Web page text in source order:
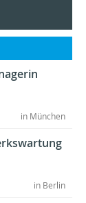
in München
in Berlin